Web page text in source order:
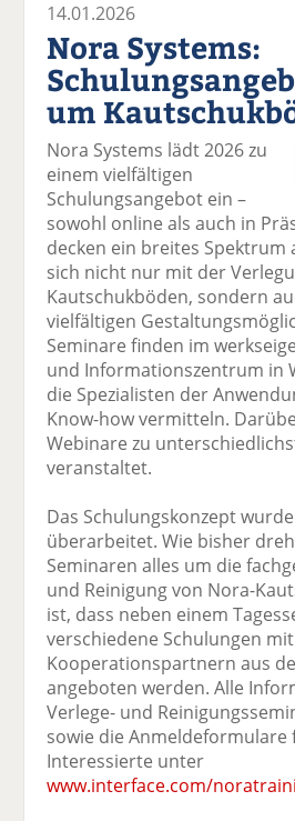
14.01.2026
Nora Systems:
um
Nora Systems lädt 2026 zu
einem vielfältigen
Schulungsangebot ein –
sowohl online als auch in
decken ein breites Spektrum
sich nicht nur mit der
Kautschukböden, sondern
vielfältigen
Seminare finden im
und Informationszentrum in
die Spezialisten der
Know-how vermitteln.
Webinare zu
veranstaltet.
Das Schulungskonzept
überarbeitet. Wie bisher
Seminaren alles um die
und Reinigung von Nora-
ist, dass neben einem
verschiedene Schulungen mit
Kooperationspartnern aus
angeboten werden. Alle
Verlege- und
sowie die Anmeldeformulare
Interessierte unter
www.interface.com/